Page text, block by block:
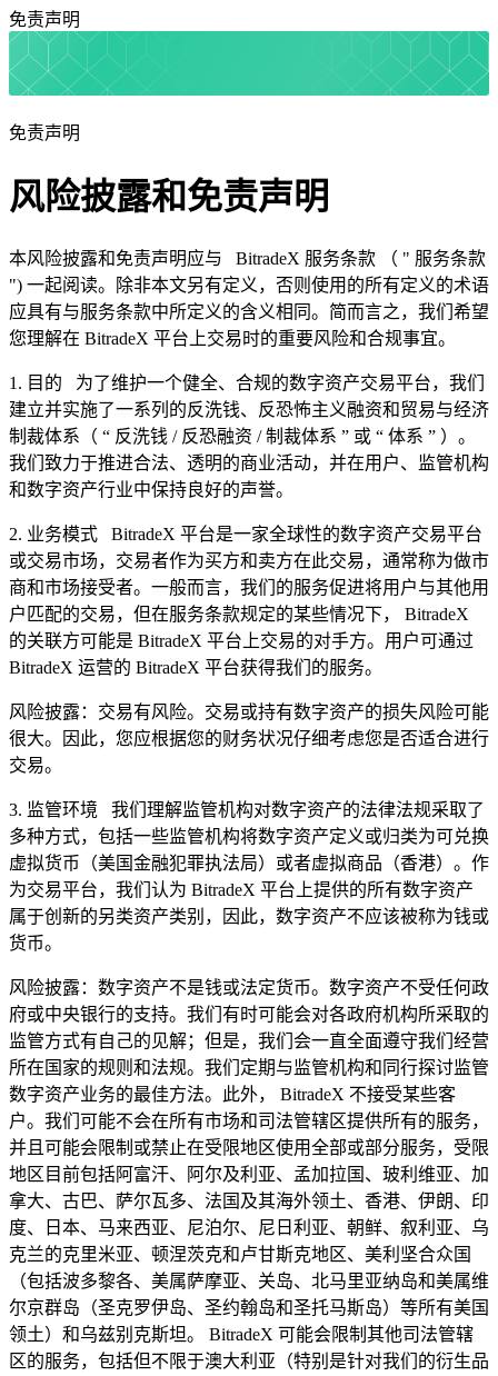
免责声明
免责声明
风险披露和免责声明
本风险披露和免责声明应与 BitradeX 服务条款 （ " 服务条款
") 一起阅读。除非本文另有定义，否则使用的所有定义的术语
应具有与服务条款中所定义的含义相同。简而言之，我们希望
您理解在 BitradeX 平台上交易时的重要风险和合规事宜。
1. 目的
为了维护一个健全、合规的数字资产交易平台，我们
建立并实施了一系列的反洗钱、反恐怖主义融资和贸易与经济
制裁体系（ “ 反洗钱 / 反恐融资 / 制裁体系 ” 或 “ 体系 ” ）。
我们致力于推进合法、透明的商业活动，并在用户、监管机构
和数字资产行业中保持良好的声誉。
2. 业务模式 BitradeX 平台是一家全球性的数字资产交易平台
或交易市场，交易者作为买方和卖方在此交易，通常称为做市
商和市场接受者。一般而言，我们的服务促进将用户与其他用
户匹配的交易，但在服务条款规定的某些情况下， BitradeX
的关联方可能是 BitradeX 平台上交易的对手方。用户可通过
BitradeX 运营的 BitradeX 平台获得我们的服务。
风险披露：交易有风险。交易或持有数字资产的损失风险可能
很大。因此，您应根据您的财务状况仔细考虑您是否适合进行
交易。
3. 监管环境
我们理解监管机构对数字资产的法律法规采取了
多种方式，包括一些监管机构将数字资产定义或归类为可兑换
虚拟货币（美国金融犯罪执法局）或者虚拟商品（香港）。作
为交易平台，我们认为 BitradeX 平台上提供的所有数字资产
属于创新的另类资产类别，因此，数字资产不应该被称为钱或
货币。
风险披露：数字资产不是钱或法定货币。数字资产不受任何政
府或中央银行的支持。我们有时可能会对各政府机构所采取的
监管方式有自己的见解；但是，我们会一直全面遵守我们经营
所在国家的规则和法规。我们定期与监管机构和同行探讨监管
数字资产业务的最佳方法。此外， BitradeX 不接受某些客
户。我们可能不会在所有市场和司法管辖区提供所有的服务，
并且可能会限制或禁止在受限地区使用全部或部分服务，受限
地区目前包括阿富汗、阿尔及利亚、孟加拉国、玻利维亚、加
拿大、古巴、萨尔瓦多、法国及其海外领土、香港、伊朗、印
度、日本、马来西亚、尼泊尔、尼日利亚、朝鲜、叙利亚、乌
克兰的克里米亚、顿涅茨克和卢甘斯克地区、美利坚合众国
（包括波多黎各、美属萨摩亚、关岛、北马里亚纳岛和美属维
尔京群岛（圣克罗伊岛、圣约翰岛和圣托马斯岛）等所有美国
领土）和乌兹别克斯坦。 BitradeX 可能会限制其他司法管辖
区的服务，包括但不限于澳大利亚（特别是针对我们的衍生品